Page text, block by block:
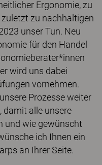
Ergonomie, zu
zu nachhaltigen
unser Tun. Neu
für den Handel
wird uns dabei
vornehmen.
Prozesse weiter
damit alle unsere
und wie gewünscht
ich Ihnen ein
an Ihrer Seite.